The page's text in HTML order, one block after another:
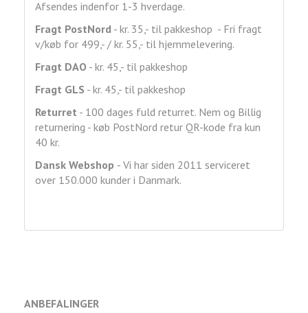
Afsendes indenfor 1-3 hverdage.
Fragt PostNord - kr. 35,- til pakkeshop - Fri fragt
v/køb for 499,- / kr. 55,- til hjemmelevering.
Fragt DAO - kr. 45,- til pakkeshop
Fragt GLS - kr. 45,- til pakkeshop
Returret - 100 dages fuld returret. Nem og Billig
returnering - køb PostNord retur QR-kode fra kun
40 kr.
Dansk Webshop - Vi har siden 2011 serviceret
over 150.000 kunder i Danmark.
ANBEFALINGER